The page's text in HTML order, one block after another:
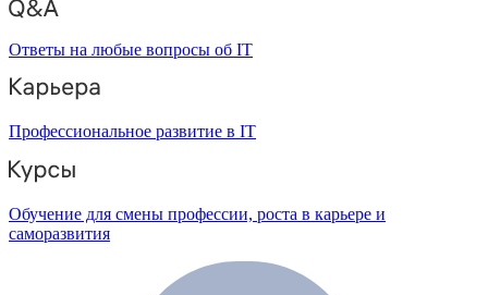
Ответы на любые вопросы об IT
Профессиональное развитие в IT
Обучение для смены профессии, роста в карьере и
саморазвития